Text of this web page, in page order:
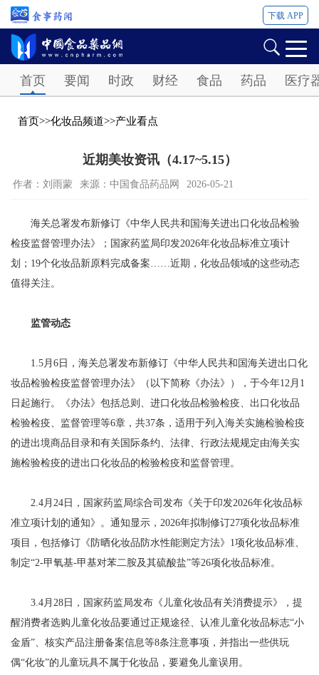
下载 APP
首页 要闻 时政 财经 食品 药品 医疗
首页>>化妆品频道>>产业看点
近期美妆资讯（4.17~5.15）
作者：刘雨蒙 来源：中国食品药品网 2026-05-21
海关总署发布新修订《中华人民共和国海关进出口化妆品检验
检疫监督管理办法》；国家药监局印发2026年化妆品标准立项计
划；19个化妆品新原料完成备案……近期，化妆品领域的这些动态
值得关注。
监管动态
1.5月6日，海关总署发布新修订《中华人民共和国海关进出口化
妆品检验检疫监督管理办法》（以下简称《办法》），于今年12月1
日起施行。《办法》包括总则、进口化妆品检验检疫、出口化妆品
检验检疫、监督管理等6章，共37条，适用于列入海关实施检验检疫
的进出境商品目录和有关国际条约、法律、行政法规规定由海关实
施检验检疫的进出口化妆品的检验检疫和监督管理。
2.4月24日，国家药监局综合司发布《关于印发2026年化妆品标
准立项计划的通知》。通知显示，2026年拟制修订27项化妆品标准
项目，包括修订《防晒化妆品防水性能测定方法》1项化妆品标准、
制定“2-甲氧基-甲基对苯二胺及其硫酸盐”等26项化妆品标准。
3.4月28日，国家药监局发布《儿童化妆品有关消费提示》，提
醒消费者选购儿童化妆品要通过正规途径、认准儿童化妆品标志“小
金盾”、核实产品注册备案信息等8条注意事项，并指出一些供玩
偶“化妆”的儿童玩具不属于化妆品，要避免儿童误用。